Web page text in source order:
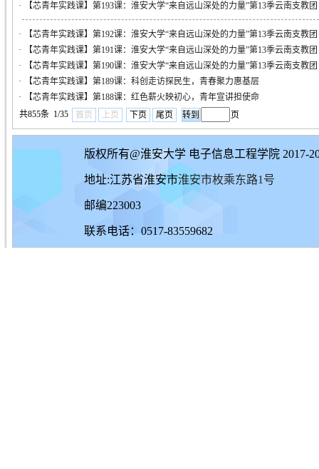
·
【芯青年实践课】第193课：淮安大学“来自远山深处的力量”第13季云南支教
·
【芯青年实践课】第192课：淮安大学“来自远山深处的力量”第13季云南支教
·
【芯青年实践课】第191课：淮安大学“来自远山深处的力量”第13季云南支教
·
【芯青年实践课】第190课：淮安大学“来自远山深处的力量”第13季云南支教
·
【芯青年实践课】第189课：科创走访探民生，青春聚力惠基层
·
【芯青年实践课】第188课：红色薪火映初心，青年宣讲担使命
共855条 1/35
首页 上页 下页 尾页 页
版权所有@淮安大学 电子信息工程学院 2017-
地址:江苏省淮安市淮安市枚乘东路1号
邮编223003
联系电话：0517-83559682